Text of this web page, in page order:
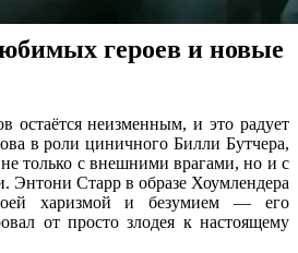
героев и новые
остаётся неизменным, и это радует
в роли циничного Билли Бутчера,
только с внешними врагами, но и с
Энтони Старр в образе Хоумлендера
харизмой и безумием — его
от просто злодея к настоящему